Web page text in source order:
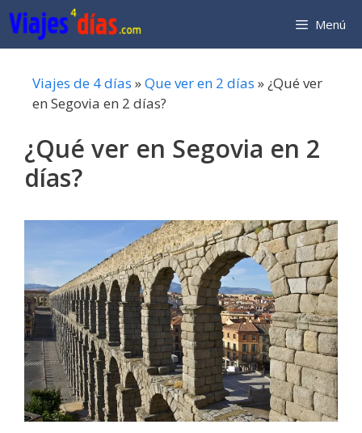
Saltar
al
contenido
Menú
Viajes de 4 días »Que ver en 2 días »¿Qué ver
en Segovia en 2 días?
¿Qué ver en Segovia en 2
días?